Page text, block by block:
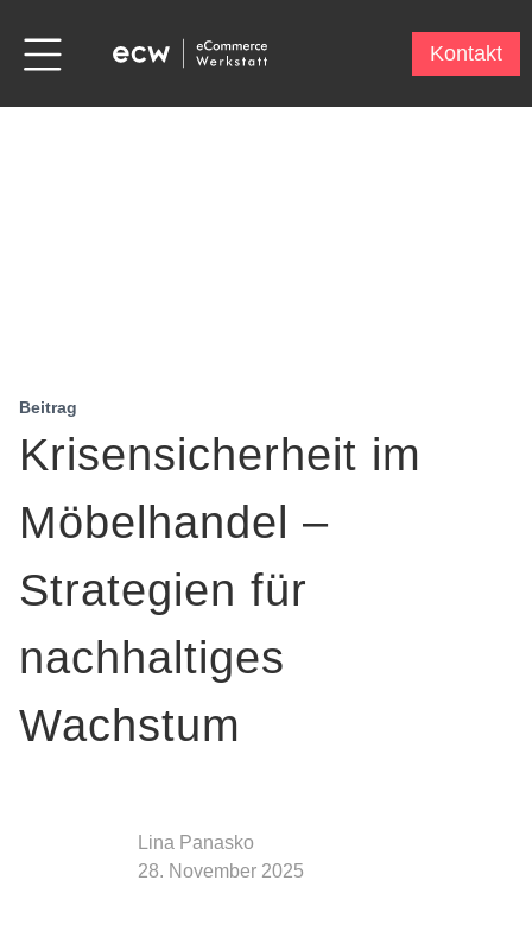
Kontakt
Beitrag
Krisensicherheit im
Möbelhandel –
Strategien für
nachhaltiges
Wachstum
Lina Panasko
28. November 2025